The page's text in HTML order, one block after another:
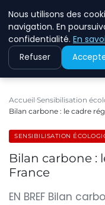
Accueil Sensibilisation
Bilan carbone : le cadre
SENSIBILISATION
Bilan carbone :
France
EN BREF Bilan
Nous utilisons des
navigation. En
confidentialité. En
Refuser